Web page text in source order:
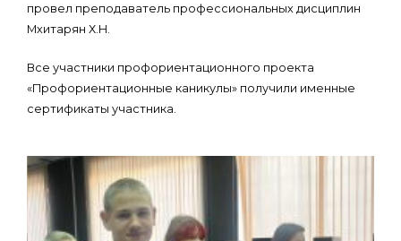
провел преподаватель профессиональных дисциплин
Мхитарян Х.Н.
Все участники профориентационного проекта
«Профориентационные каникулы» получили именные
сертификаты участника.